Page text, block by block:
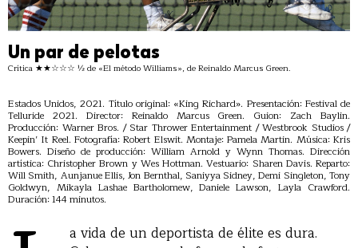
Un par de pelotas
Crítica ★★☆☆☆ ½ de «El método Williams», de Reinaldo Marcus Green.
Estados Unidos, 2021. Título original: «King Richard». Presentación: Festival de
Telluride 2021. Director: Reinaldo Marcus Green. Guion: Zach Baylin.
Producción: Warner Bros. / Star Thrower Entertainment / Westbrook Studios /
Keepin’ It Reel. Fotografía: Robert Elswit. Montaje: Pamela Martin. Música: Kris
Bowers. Diseño de producción: William Arnold y Wynn Thomas. Dirección
artística: Christopher Brown y Wes Hottman. Vestuario: Sharen Davis. Reparto:
Will Smith, Aunjanue Ellis, Jon Bernthal, Saniyya Sidney, Demi Singleton, Tony
Goldwyn, Mikayla Lashae Bartholomew, Daniele Lawson, Layla Crawford.
Duración: 144 minutos.
a vida de un deportista de élite es dura.